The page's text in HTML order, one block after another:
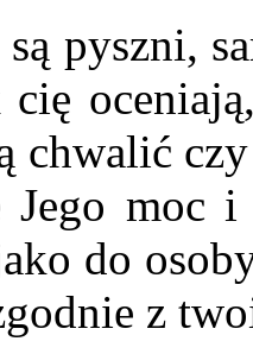
chwalić
Jego moc i
do
z